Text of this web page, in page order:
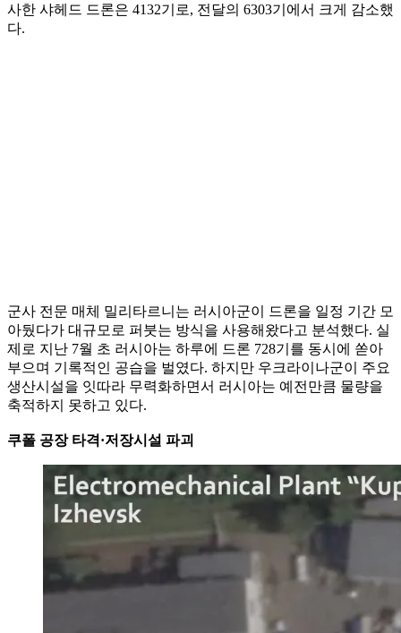
사한 샤헤드 드론은 4132기로, 전달의 6303기에서 크게 감소했
다.
군사 전문 매체 밀리타르니는 러시아군이 드론을 일정 기간 모
아뒀다가 대규모로 퍼붓는 방식을 사용해왔다고 분석했다. 실
제로 지난 7월 초 러시아는 하루에 드론 728기를 동시에 쏟아
부으며 기록적인 공습을 벌였다. 하지만 우크라이나군이 주요
생산시설을 잇따라 무력화하면서 러시아는 예전만큼 물량을
축적하지 못하고 있다.
쿠폴 공장 타격·저장시설 파괴